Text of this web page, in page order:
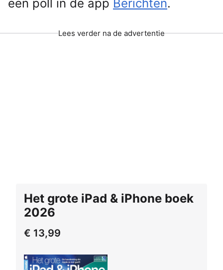
een poll in de app Berichten.
Lees verder na de advertentie
Het grote iPad & iPhone boek
2026
€ 13,99